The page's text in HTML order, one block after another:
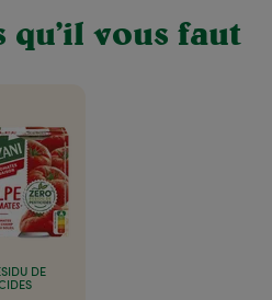
qu’il vous faut
DE